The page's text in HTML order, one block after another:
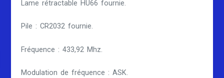
Lame rétractable HU66 fournie.
Pile : CR2032 fournie.
Fréquence : 433,92 Mhz.
Modulation de fréquence : ASK.